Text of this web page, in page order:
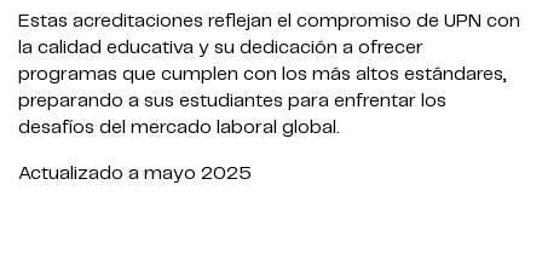
Estas acreditaciones reflejan el compromiso de UPN con
la calidad educativa y su dedicación a ofrecer
programas que cumplen con los más altos estándares,
preparando a sus estudiantes para enfrentar los
desafíos del mercado laboral global.
Actualizado a mayo 2025